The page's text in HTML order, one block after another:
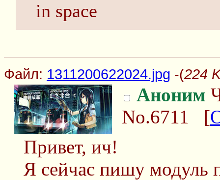
in space
Файл: 1311200622024.jpg -(224
Аноним
No.6711 [
Привет, ич!
Я сейчас пишу модуль